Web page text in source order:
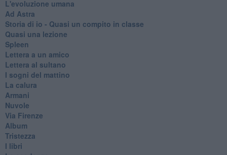
L'evoluzione umana
Ad Astra
Storia di io - Quasi un compito in classe
Quasi una lezione
Spleen
Lettera a un amico
Lettera al sultano
I sogni del mattino
La calura
Armani
Nuvole
Via Firenze
Album
Tristezza
I libri